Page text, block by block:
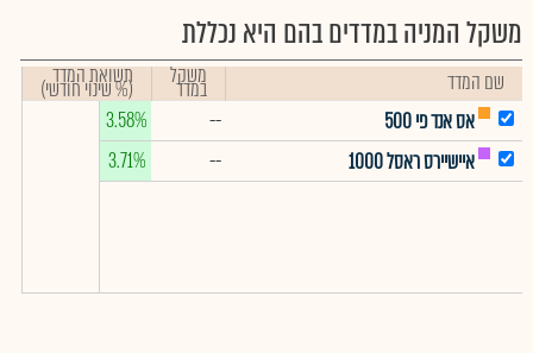
משקל המניה במדדים בהם היא נכללת
שם המדד משקל
במדד תשואת המדד
(% שינוי חודשי)
אס אנד פי 500
--
3.58%
איישיירס ראסל 1000
--
3.71%